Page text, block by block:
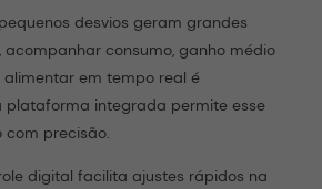
desvios geram grandes
acompanhar consumo, ganho médio
alimentar em tempo real é
plataforma integrada permite esse
precisão.
digital facilita ajustes rápidos na